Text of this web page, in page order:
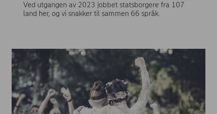
Ved utgangen av 2023 jobbet statsborgere fra 107
land her, og vi snakker til sammen 66 språk.